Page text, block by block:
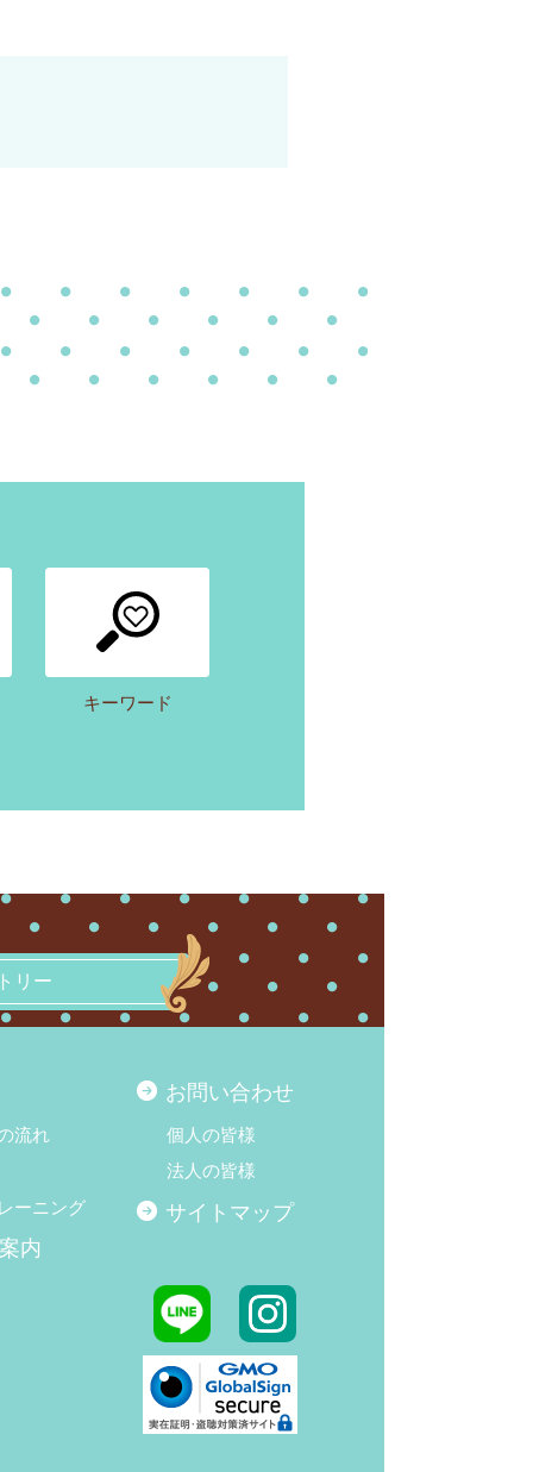
キーワード
リー
流れ
ーニング
内
お問い合わせ
個人の皆様
法人の皆様
サイトマップ